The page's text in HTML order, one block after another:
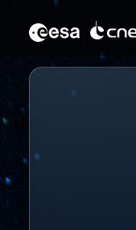
Panneau de gestion des cookies
contenu
principal
Corps